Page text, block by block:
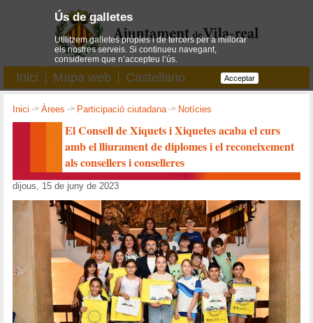
Inici Mapa web Castellano
Inici ->Àrees -> Participació ciutadana-> Notícies
El Consell de Xiquets i Xiquetes acaba el curs
amb el lliurament de diplomes i el reconeixement
als consellers i conselleres
dijous, 15 de juny de 2023
Ús de galletes
Utilitzem galletes pròpies i de tercers per a millorar
els nostres serveis. Si continueu navegant,
considerem que n’accepteu l’ús.
Acceptar